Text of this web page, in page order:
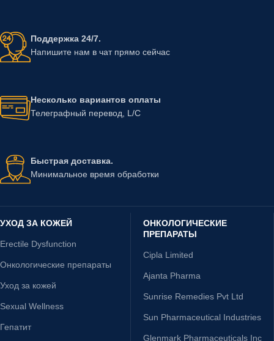
Поддержка 24/7.
Напишите нам в чат прямо сейчас
Несколько вариантов оплаты
Телеграфный перевод, L/C
Быстрая доставка.
Минимальное время обработки
УХОД ЗА КОЖЕЙ
Erectile Dysfunction
Онкологические препараты
Уход за кожей
Sexual Wellness
Гепатит
ОНКОЛОГИЧЕСКИЕ
ПРЕПАРАТЫ
Cipla Limited
Ajanta Pharma
Sunrise Remedies Pvt Ltd
Sun Pharmaceutical Industries
Glenmark Pharmaceuticals Inc